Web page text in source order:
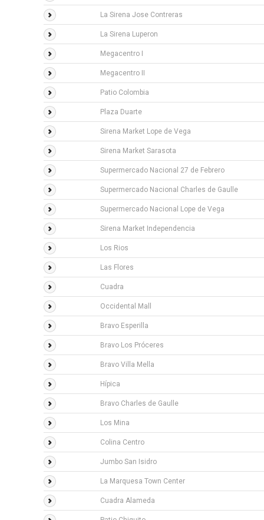
La Sirena Jose Contreras
La Sirena Luperon
Megacentro I
Megacentro II
Patio Colombia
Plaza Duarte
Sirena Market Lope de Vega
Sirena Market Sarasota
Supermercado Nacional 27 de Febrero
Supermercado Nacional Charles de Gaulle
Supermercado Nacional Lope de Vega
Sirena Market Independencia
Los Rios
Las Flores
Cuadra
Occidental Mall
Bravo Esperilla
Bravo Los Próceres
Bravo Villa Mella
Hípica
Bravo Charles de Gaulle
Los Mina
Colina Centro
Jumbo San Isidro
La Marquesa Town Center
Cuadra Alameda